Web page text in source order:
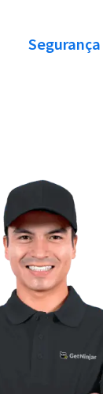
Segurança